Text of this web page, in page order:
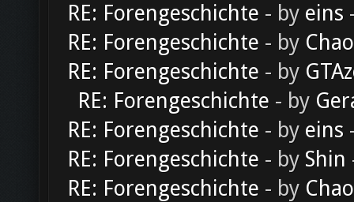
RE: Forengeschichte - by eins
RE: Forengeschichte - by
RE: Forengeschichte - by
RE: Forengeschichte - by
RE: Forengeschichte - by eins
RE: Forengeschichte - by Shin
RE: Forengeschichte - by